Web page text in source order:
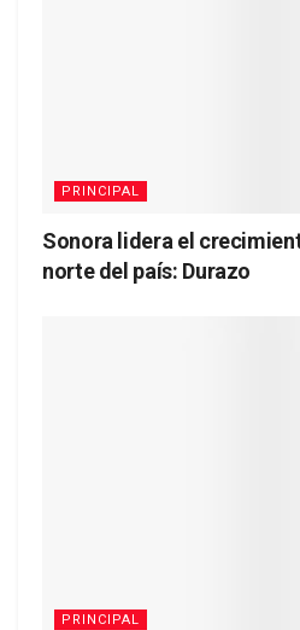
PRINCIPAL
Sonora lidera el
norte del país: Durazo
PRINCIPAL